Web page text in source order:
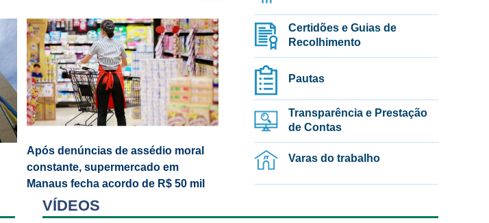
Após denúncias de assédio moral
constante, supermercado em
Manaus fecha acordo de R$ 50 mil
em ação coletiva na Justiça do
Trabalho
Certidões e Guias de
Recolhimento
Pautas
Transparência e Prestação
de Contas
Varas do trabalho
VÍDEOS